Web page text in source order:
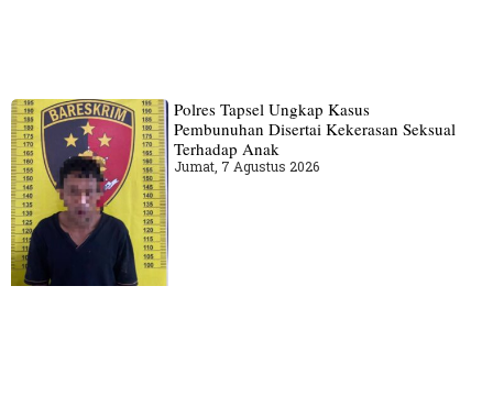
Polres Tapsel Ungkap Kasus
Pembunuhan Disertai Kekerasan Seksual
Terhadap Anak
Jumat, 7 Agustus 2026